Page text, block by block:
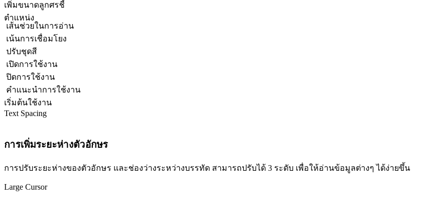
เพิ่มขนาดลูกศรชี้
ตำแหน่ง
เส้นช่วยในการอ่าน
เน้นการเชื่อมโยง
ปรับชุดสี
เปิดการใช้งาน
ปิดการใช้งาน
คำแนะนำการใช้งาน
เริ่มต้นใช้งาน
Text Spacing
การเพิ่มระยะห่างตัวอักษร
การปรับระยะห่างของตัวอักษร และช่องว่างระหว่างบรรทัด สามารถปรับได้ 3 ระดับ เพื่อให้อ่านข้อมูลต่างๆ ได้ง่ายขึ้น
Large Cursor